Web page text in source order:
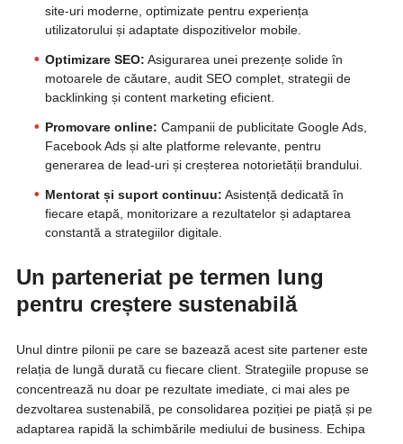
site-uri moderne, optimizate pentru experiența
utilizatorului și adaptate dispozitivelor mobile.
Optimizare SEO: Asigurarea unei prezențe solide în
motoarele de căutare, audit SEO complet, strategii de
backlinking și content marketing eficient.
Promovare online: Campanii de publicitate Google Ads,
Facebook Ads și alte platforme relevante, pentru
generarea de lead-uri și creșterea notorietății brandului.
Mentorat și suport continuu: Asistență dedicată în
fiecare etapă, monitorizare a rezultatelor și adaptarea
constantă a strategiilor digitale.
Un parteneriat pe termen lung
pentru creștere sustenabilă
Unul dintre pilonii pe care se bazează acest site partener este
relația de lungă durată cu fiecare client. Strategiile propuse se
concentrează nu doar pe rezultate imediate, ci mai ales pe
dezvoltarea sustenabilă, pe consolidarea poziției pe piață și pe
adaptarea rapidă la schimbările mediului de business. Echipa